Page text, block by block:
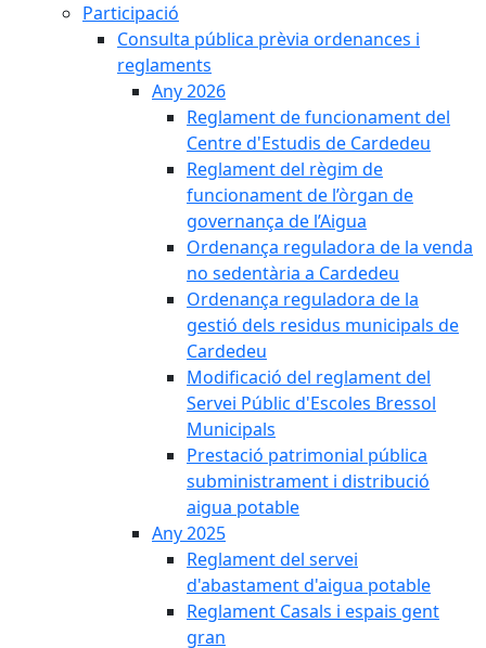
Participació
Consulta pública prèvia ordenances i
reglaments
Any 2026
Reglament de funcionament del
Centre d'Estudis de Cardedeu
Reglament del règim de
funcionament de l’òrgan de
governança de l’Aigua
Ordenança reguladora de la venda
no sedentària a Cardedeu
Ordenança reguladora de la
gestió dels residus municipals de
Cardedeu
Modificació del reglament del
Servei Públic d'Escoles Bressol
Municipals
Prestació patrimonial pública
subministrament i distribució
aigua potable
Any 2025
Reglament del servei
d'abastament d'aigua potable
Reglament Casals i espais gent
gran